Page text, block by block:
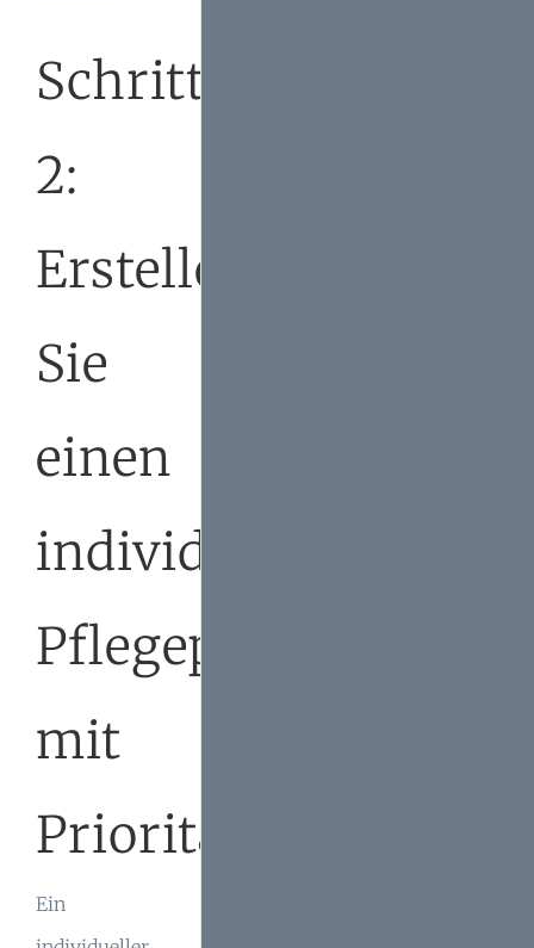
Schritt
2:
Erstellen
Sie
einen
individuellen
Pflegeplan
mit
Prioritäten
Ein